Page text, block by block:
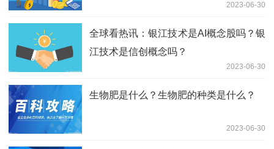
2023-06-30
全球看热讯：银江技术是AI概念股吗？银
江技术是信创概念吗？
2023-06-30
生物肥是什么？生物肥的种类是什么？
2023-06-30